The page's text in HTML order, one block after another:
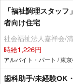
「福祉調理スタッ
者向け住宅
社会福祉法人嘉祥会/
時給1,226円
アルバイト・パート / 東
歯科助手/未経験OK